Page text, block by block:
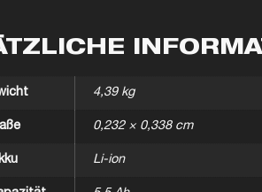
4,39 kg
0,232 × 0,338 cm
Li-ion